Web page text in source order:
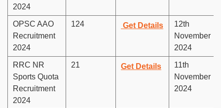
2024
OPSC AAO
Recruitment
2024
124 Get Details
12th
November
2024
RRC NR
Sports Quota
Recruitment
2024
21 Get Details
11th
November
2024